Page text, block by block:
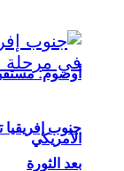
أوصوم:
الأمريكي
جنوب
بعد الثورة